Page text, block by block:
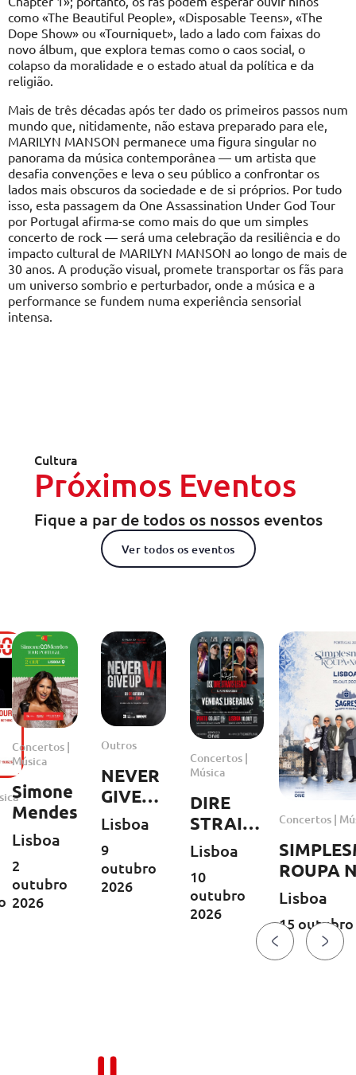
como «The Beautiful People», «Disposable Teens», «The
Dope Show» ou «Tourniquet», lado a lado com faixas do
novo álbum, que explora temas como o caos social, o
colapso da moralidade e o estado atual da política e da
religião.
Mais de três décadas após ter dado os primeiros passos num
mundo que, nitidamente, não estava preparado para ele,
MARILYN MANSON permanece uma figura singular no
panorama da música contemporânea — um artista que
desafia convenções e leva o seu público a confrontar os
lados mais obscuros da sociedade e de si próprios. Por tudo
isso, esta passagem da One Assassination Under God Tour
por Portugal afirma-se como mais do que um simples
concerto de rock — será uma celebração da resiliência e do
impacto cultural de MARILYN MANSON ao longo de mais de
30 anos. A produção visual, promete transportar os fãs para
um universo sombrio e perturbador, onde a música e a
performance se fundem numa experiência sensorial
intensa.
Cultura
Próximos Eventos
Fique a par de todos os nossos eventos
Ver todos os eventos
Concertos |
Música
Simone
Mendes
Lisboa
2
outubro
2026
Outros
NEVER
GIVE
UP VI
Lisboa
9
outubro
2026
Concertos |
Música
DIRE
STRAITS
LEGACY
Tour
2026
Lisboa
10
outubro
2026
Concertos |
ROUPA
Lisboa
15 outubro